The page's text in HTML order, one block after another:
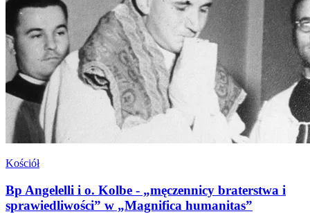
Kościół
Bp Angelelli i o. Kolbe - „męczennicy braterstwa i
sprawiedliwości” w „Magnifica humanitas”